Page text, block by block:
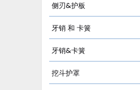
侧刃&护板
牙销 和 卡簧
牙销&卡簧
挖斗护罩